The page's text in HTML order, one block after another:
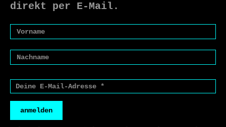
direkt per E-Mail.
anmelden